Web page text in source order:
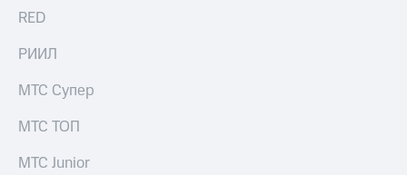
RED
РИИЛ
МТС Супер
МТС ТОП
МТС Junior